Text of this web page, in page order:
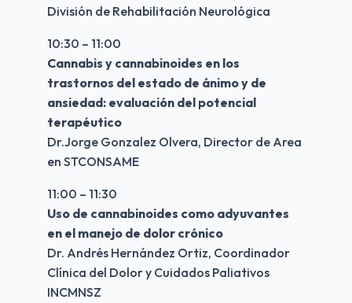
División de Rehabilitación Neurológica
10:30 – 11:00
Cannabis y cannabinoides en los
trastornos del estado de ánimo y de
ansiedad: evaluación del potencial
terapéutico
Dr.Jorge Gonzalez Olvera, Director de Area
en STCONSAME
11:00 – 11:30
Uso de cannabinoides como adyuvantes
en el manejo de dolor crónico
Dr. Andrés Hernández Ortiz, Coordinador
Clínica del Dolor y Cuidados Paliativos
INCMNSZ